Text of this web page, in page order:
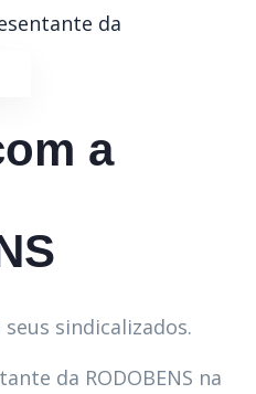
a
sindicalizados.
da RODOBENS na